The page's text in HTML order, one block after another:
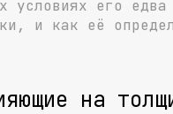
условиях его
и как её
на